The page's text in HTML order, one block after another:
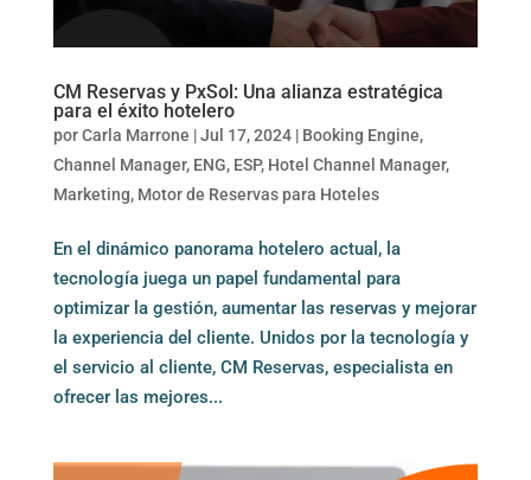
CM Reservas y PxSol: Una alianza estratégica
para el éxito hotelero
porCarla Marrone |Jul 17, 2024| Booking Engine,
Channel Manager, ENG, ESP, Hotel Channel Manager,
Marketing, Motor de Reservas para Hoteles
En el dinámico panorama hotelero actual, la
tecnología juega un papel fundamental para
optimizar la gestión, aumentar las reservas y mejorar
la experiencia del cliente. Unidos por la tecnología y
el servicio al cliente, CM Reservas, especialista en
ofrecer las mejores...